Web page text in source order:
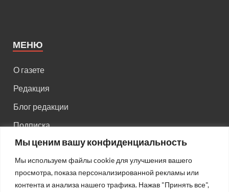
Мы ценим вашу конфиденциальность
Мы используем файлы cookie для улучшения вашего
просмотра, показа персонализированной рекламы или
контента и анализа нашего трафика. Нажав "Принять все",
МЕНЮ
О газете
Редакция
Блог редакции
Подписка
Правила поведения на сайте
Реклама
Старый сайт